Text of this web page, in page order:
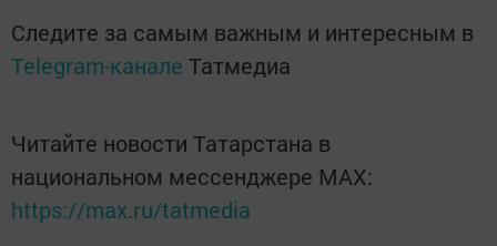
Следите за самым важным и интересным в
Telegram-канале Татмедиа
Читайте новости Татарстана в
национальном мессенджере MАХ:
https://max.ru/tatmedia